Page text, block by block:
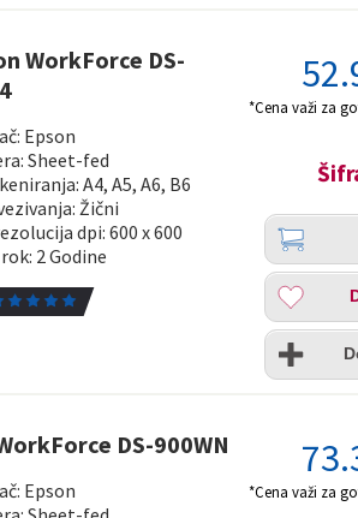
WorkForce DS-
Epson
Sheet-fed
A4, A5, A6, B6
Žični
dpi: 600 x 600
2 Godine
*Cena važi za
Količina
Dodaj
korpu
Dodaj
listu
želja
Uporedi
DS-900WN
Epson
*Cena važi za